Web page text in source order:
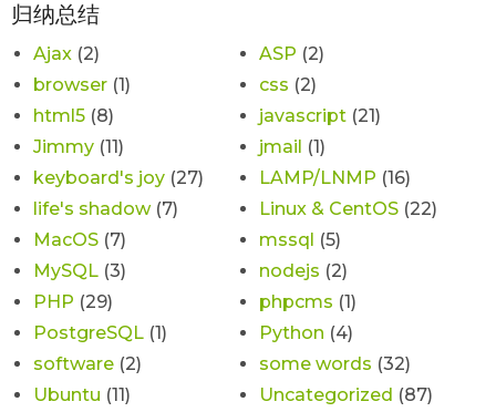
归纳总结
Ajax (2) ASP (2)
browser (1) css (2)
html5 (8) javascript (21)
Jimmy (11) jmail (1)
keyboard's joy (27) LAMP/LNMP (16)
life's shadow(7) Linux & CentOS (22)
MacOS (7) mssql (5)
MySQL (3) nodejs (2)
PHP (29) phpcms (1)
PostgreSQL (1) Python (4)
software (2) some words (32)
Ubuntu (11) Uncategorized (87)